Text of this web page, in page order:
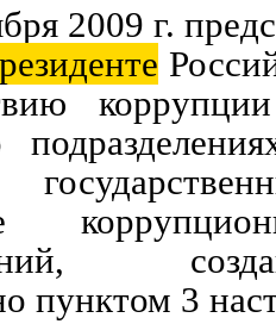
2009 г.
пунктом 3